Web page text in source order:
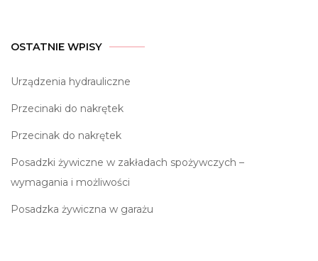
OSTATNIE WPISY
Urządzenia hydrauliczne
Przecinaki do nakrętek
Przecinak do nakrętek
Posadzki żywiczne w zakładach spożywczych –
wymagania i możliwości
Posadzka żywiczna w garażu